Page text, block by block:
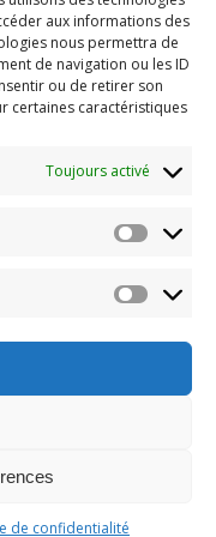
aux informations des
nous permettra de
de navigation ou les ID
ou de retirer son
certaines caractéristiques
Toujours activé
de confidentialité
Boucherville.